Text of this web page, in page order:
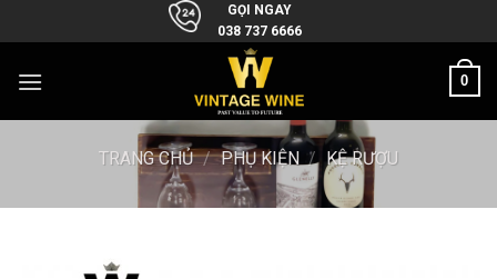
to
GỌI NGAY
038 737 6666
0
TRANG CHỦ / PHỤ KIỆN / KỆ RƯỢU